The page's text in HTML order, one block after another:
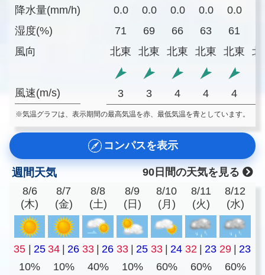
降水量(mm/h)
湿度(%)
風向
風速(m/s)
0.0 0.0 0.0 0.0 0.0
71
69 66 63 61
北東
北東 北東 北東 北東 北
3 3 4 4 4
※気温グラフは、表示期間の最高気温を赤、最低気温を青としています。
コンパスを表示
週間天気
90日間の天気を見る
8/6
(木)
8/7
(金)
8/8
(土)
8/9
(日)
8/10
(月)
8/11
(火)
8/12
(水)
35 | 25 34 | 26 33 | 26 33 | 25 33 | 24 32 | 23 29 | 23
10%
10% 40% 10% 60% 60% 60%